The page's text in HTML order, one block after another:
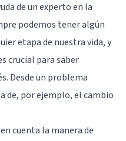
de un experto en la
podemos tener algún
etapa de nuestra vida, y
crucial para saber
Desde un problema
de, por ejemplo, el cambio
cuenta la manera de